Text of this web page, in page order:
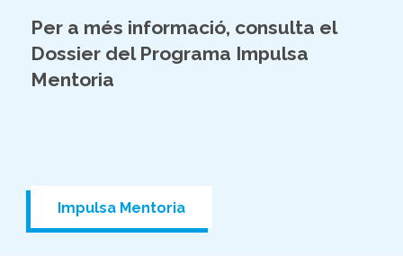
Per a més informació, consulta el
Dossier del Programa Impulsa
Mentoria
Impulsa Mentoria